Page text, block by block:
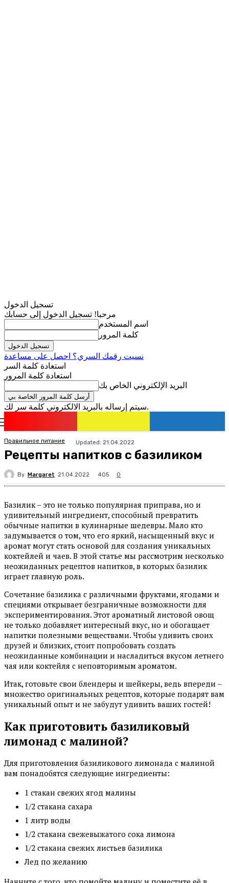
تسجيل الدخول
مرحبا! تسجيل الدخول إلى حسابك
اسم المستخدم
كلمة المرور
نسيت رقمك السري؟ احصل على مساعدة
استعادة كلمة السر
استعادة كلمة المرور
البريد الإلكتروني الخاص بك
سيتم إرساله بالبريد الالكتروني كلمة سر لك.
Правильное питание Updated: 21.04.2022
Рецепты напитков с базиликом
By Margaret 21.04.2022 405 0
Базилик – это не только популярная приправа, но и
удивительный ингредиент, способный превратить
обычные напитки в кулинарные шедевры. Мало кто
задумывается о том, что его яркий, насыщенный вкус и
аромат могут стать основой для создания уникальных
коктейлей и чаев. В этой статье мы рассмотрим несколько
неожиданных рецептов напитков, в которых базилик
играет главную роль.
Сочетание базилика с различными фруктами, ягодами и
специями открывает безграничные возможности для
экспериментирования. Этот ароматный листовой овощ
не только добавляет интересный вкус, но и обогащает
напитки полезными веществами. Чтобы удивить своих
друзей и близких, стоит попробовать создать
неожиданные комбинации и насладиться вкусом летнего
чая или коктейля с неповторимым ароматом.
Итак, готовьте свои блендеры и шейкеры, ведь впереди –
множество оригинальных рецептов, которые подарят вам
уникальный опыт и не забудут удивить ваших гостей!
Как приготовить базиликовый
лимонад с малиной?
Для приготовления базиликового лимонада с малиной
вам понадобятся следующие ингредиенты:
1 стакан свежих ягод малины
1/2 стакана сахара
1 литр воды
1/2 стакана свежевыжатого сока лимона
1/2 стакана свежих листьев базилика
Лед по желанию